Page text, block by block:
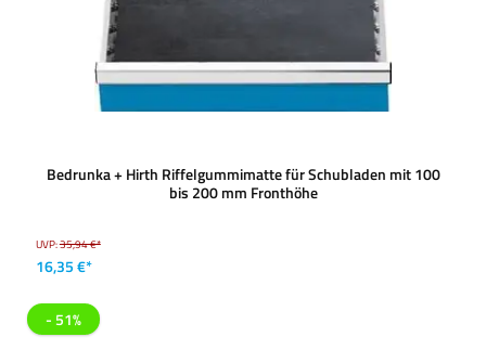
Bedrunka + Hirth Riffelgummimatte für Schubladen mit 100
bis 200 mm Fronthöhe
UVP:35,94 €*
16,35 €*
- 51%